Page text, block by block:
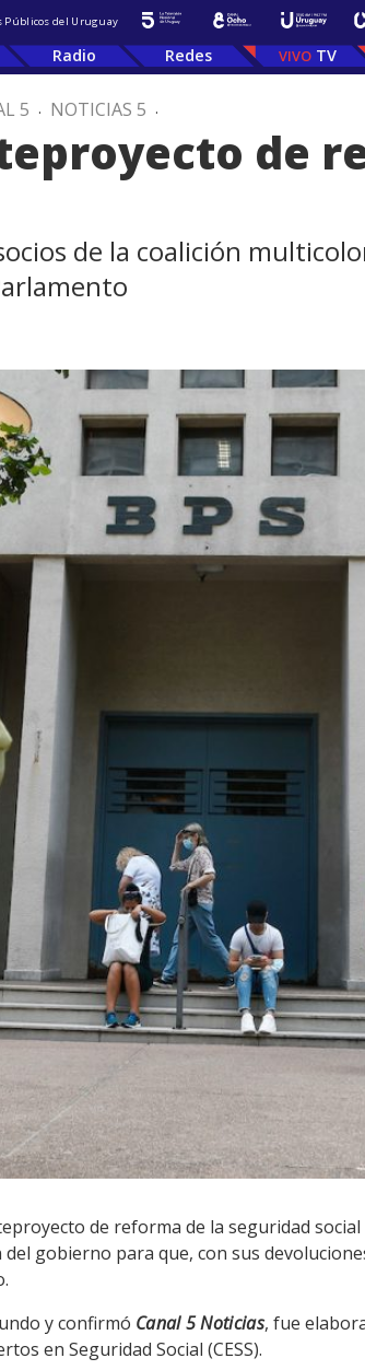
Públicos del Uruguay
Radio Redes TV
5 . NOTICIAS 5 .
de
de la coalición
de reforma de la seguridad
gobierno para que, con sus
y confirmó Canal 5 Noticias, fue
en Seguridad Social (CESS).